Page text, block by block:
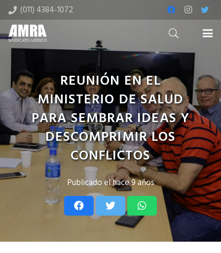
(011) 4384-1072
REUNIÓN EN EL
MINISTERIO DE SALUD
PARA SEMBRAR IDEAS Y
DESCOMPRIMIR LOS
CONFLICTOS
Publicado elhace 9 años